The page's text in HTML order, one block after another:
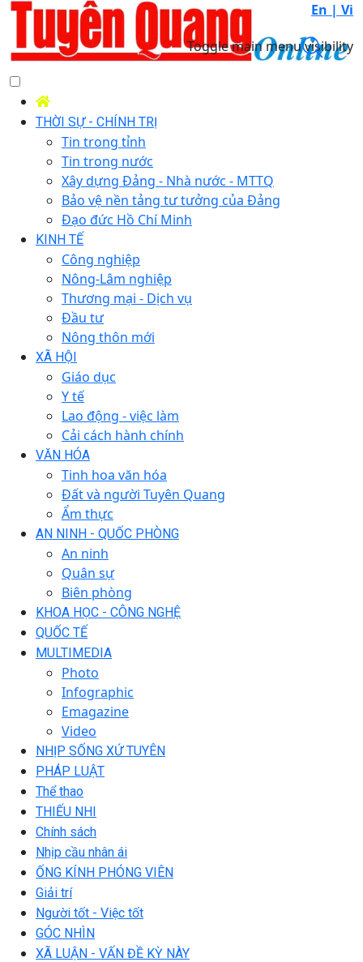
En | Vi
Toggle main menu visibility
THỜI SỰ - CHÍNH TRỊ
Tin trong tỉnh
Tin trong nước
Xây dựng Đảng - Nhà nước - MTTQ
Bảo vệ nền tảng tư tưởng của Đảng
Đạo đức Hồ Chí Minh
KINH TẾ
Công nghiệp
Nông-Lâm nghiệp
Thương mại - Dịch vụ
Đầu tư
Nông thôn mới
XÃ HỘI
Giáo dục
Y tế
Lao động - việc làm
Cải cách hành chính
VĂN HÓA
Tinh hoa văn hóa
Đất và người Tuyên Quang
Ẩm thực
AN NINH - QUỐC PHÒNG
An ninh
Quân sự
Biên phòng
KHOA HỌC - CÔNG NGHỆ
QUỐC TẾ
MULTIMEDIA
Photo
Infographic
Emagazine
Video
NHỊP SỐNG XỨ TUYÊN
PHÁP LUẬT
Thể thao
THIẾU NHI
Chính sách
Nhịp cầu nhân ái
ỐNG KÍNH PHÓNG VIÊN
Giải trí
Người tốt - Việc tốt
GÓC NHÌN
XÃ LUẬN - VẤN ĐỀ KỲ NÀY